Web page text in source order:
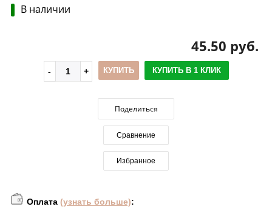
В наличии
45.50 руб.
КУПИТЬ КУПИТЬ В 1 КЛИК
Поделиться
Сравнение
Избранное
Оплата (узнать больше):